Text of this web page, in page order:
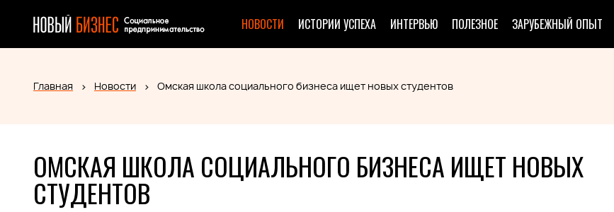
НОВОСТИ ИСТОРИИ УСПЕХА ИНТЕРВЬЮ ПОЛЕЗНОЕ ЗАРУБЕЖНЫЙ ОПЫТ
Главная Новости Омская школа социального бизнеса ищет новых студентов
ОМСКАЯ ШКОЛА СОЦИАЛЬНОГО БИЗНЕСА ИЩЕТ НОВЫХ
СТУДЕНТОВ